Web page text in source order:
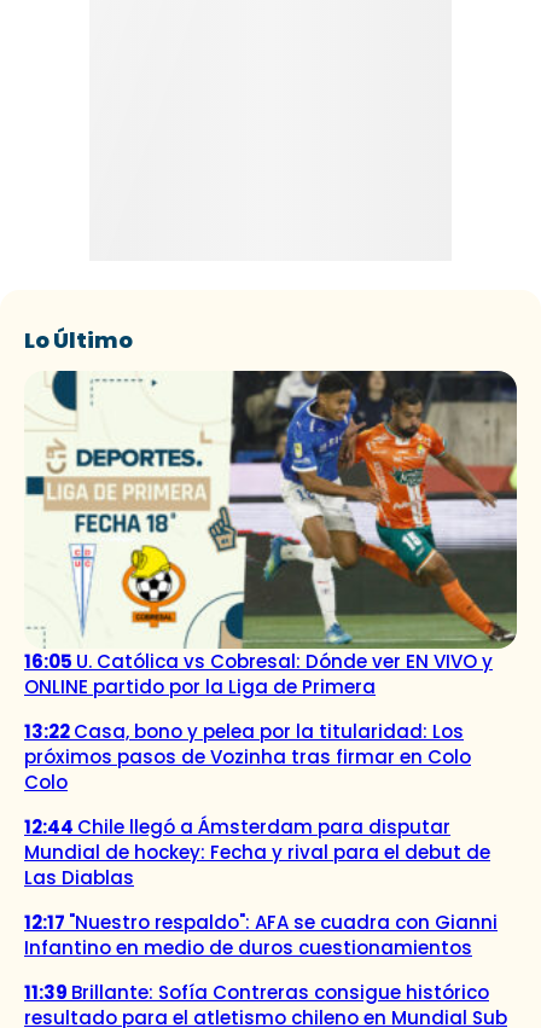
Lo Último
16:05 U. Católica vs Cobresal: Dónde ver EN VIVO y
ONLINE partido por la Liga de Primera
13:22Casa, bono y pelea por la titularidad: Los
próximos pasos de Vozinha tras firmar en Colo
Colo
12:44 Chile llegó a Ámsterdam para disputar
Mundial de hockey: Fecha y rival para el debut de
Las Diablas
12:17 "Nuestro respaldo": AFA se cuadra con Gianni
Infantino en medio de duros cuestionamientos
11:39 Brillante: Sofía Contreras consigue histórico
resultado para el atletismo chileno en Mundial Sub